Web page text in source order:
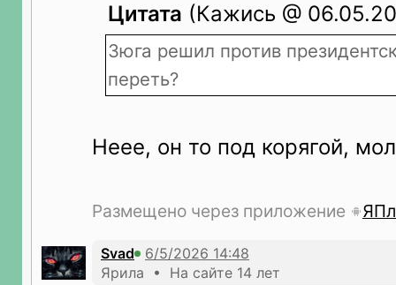
Цитата (Кажись @
Зюга решил против
переть?
Неее, он то под корягой,
Размещено через приложение
Svad
Ярила • На сайте 14 лет